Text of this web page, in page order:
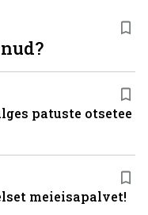
patuste otsetee
meieisapalvet!